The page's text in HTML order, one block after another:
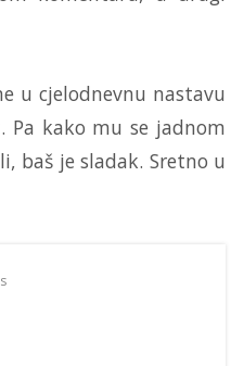
u cjelodnevnu nastavu
Pa kako mu se jadnom
baš je sladak. Sretno u